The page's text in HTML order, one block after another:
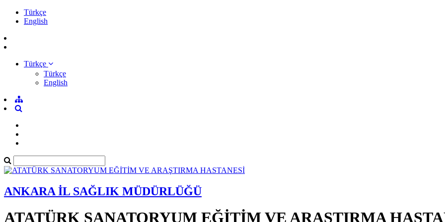
Türkçe
English
Türkçe
Türkçe
English
ANKARA İL SAĞLIK MÜDÜRLÜĞÜ
ATATÜRK SANATORYUM EĞİTİM VE ARAŞTIRMA